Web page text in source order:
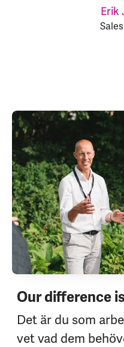
Erik
Our difference
Det är du som
vet vad dem